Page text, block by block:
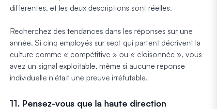
différentes, et les deux descriptions sont réelles.
Recherchez des tendances dans les réponses sur une
année. Si cinq employés sur sept qui partent décrivent la
culture comme « compétitive » ou « cloisonnée », vous
avez un signal exploitable, même si aucune réponse
individuelle n'était une preuve irréfutable.
11. Pensez-vous que la haute direction